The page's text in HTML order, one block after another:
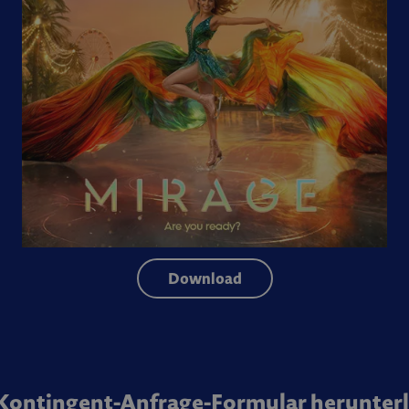
Download
Anfrage-Formular